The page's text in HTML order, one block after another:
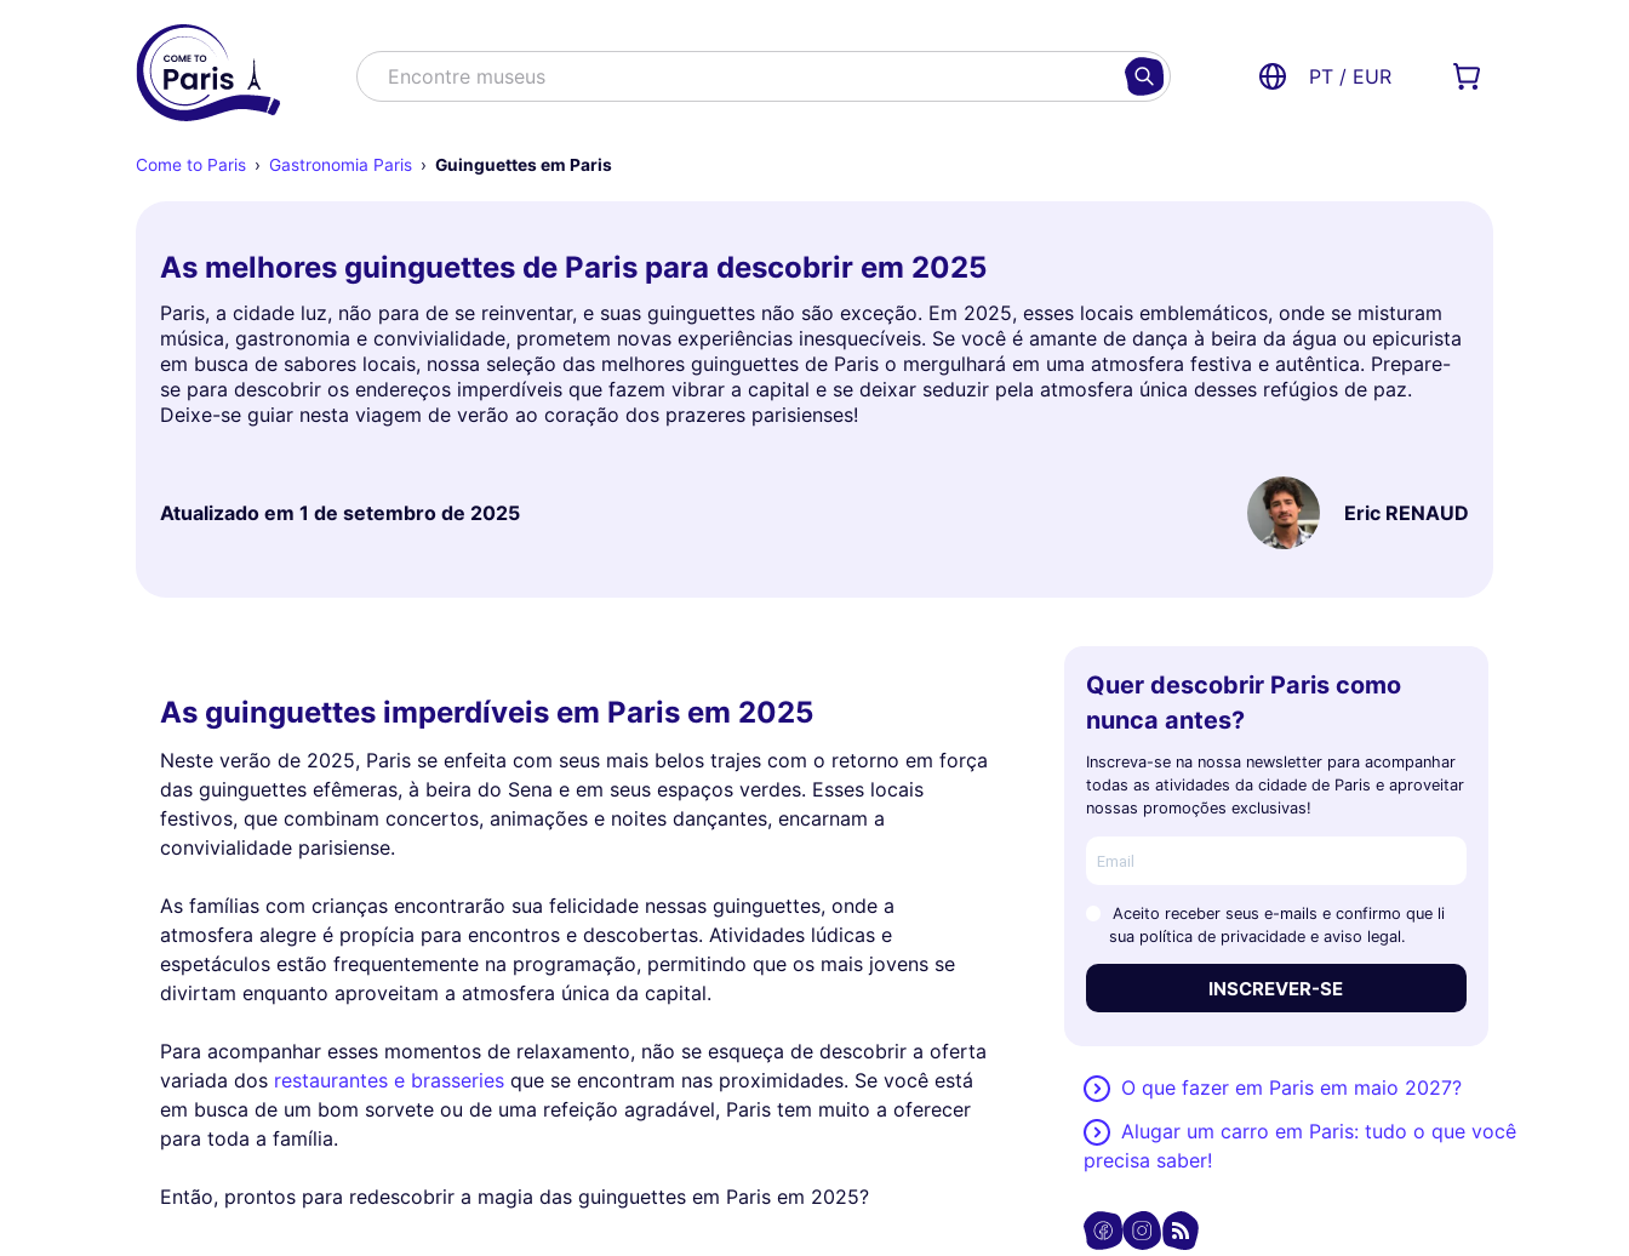
BuscarEncontre museus PT / EUR
Come to Paris Gastronomia Paris Guinguettes em Paris
As melhores guinguettes de Paris para descobrir em 2025
Paris, a cidade luz, não para de se reinventar, e suas guinguettes não são exceção. Em 2025, esses locais emblemáticos, onde se misturam
música, gastronomia e convivialidade, prometem novas experiências inesquecíveis. Se você é amante de dança à beira da água ou epicurista
em busca de sabores locais, nossa seleção das melhores guinguettes de Paris o mergulhará em uma atmosfera festiva e autêntica. Prepare-
se para descobrir os endereços imperdíveis que fazem vibrar a capital e se deixar seduzir pela atmosfera única desses refúgios de paz.
Deixe-se guiar nesta viagem de verão ao coração dos prazeres parisienses!
Atualizado em 1 de setembro de 2025 Eric RENAUD
As guinguettes imperdíveis em Paris em 2025
Neste verão de 2025, Paris se enfeita com seus mais belos trajes com o retorno em força
das guinguettes efêmeras, à beira do Sena e em seus espaços verdes. Esses locais
festivos, que combinam concertos, animações e noites dançantes, encarnam a
convivialidade parisiense.
As famílias com crianças encontrarão sua felicidade nessas guinguettes, onde a
atmosfera alegre é propícia para encontros e descobertas. Atividades lúdicas e
espetáculos estão frequentemente na programação, permitindo que os mais jovens se
divirtam enquanto aproveitam a atmosfera única da capital.
Para acompanhar esses momentos de relaxamento, não se esqueça de descobrir a oferta
variada dos restaurantes e brasseries que se encontram nas proximidades. Se você está
em busca de um bom sorvete ou de uma refeição agradável, Paris tem muito a oferecer
para toda a família.
Então, prontos para redescobrir a magia das guinguettes em Paris em 2025?
Quer descobrir Paris como
nunca antes?
Inscreva-se na nossa newsletter para acompanhar
todas as atividades da cidade de Paris e aproveitar
nossas promoções exclusivas!
Aceito receber seus e-mails e confirmo que li
sua política de privacidade e aviso legal.
INSCREVER-SE
O que fazer em Paris em maio 2027?
Alugar um carro em Paris: tudo o que você
precisa saber!